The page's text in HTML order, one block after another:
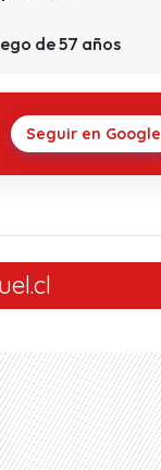
de 57 años
Seguir en Google